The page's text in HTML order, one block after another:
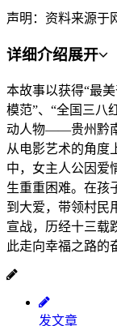
声明：资料来源于
详细介绍展开
本故事以获得“最
模范”、“全国三八
动人物——贵州黔
从电影艺术的角度
中，女主人公因爱
生重重困难。在孩
到大爱，带领村民
宣战，历经十三载
此走向幸福之路的
发文章